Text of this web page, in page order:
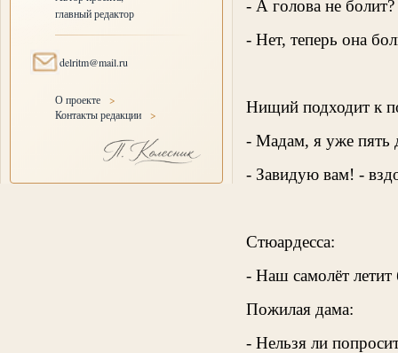
главный редактор
delritm@mail.ru
О проекте
>
Контакты редакции
>
- А голова не болит?
- Нет, теперь она
Нищий подходит к
- Мадам, я уже пять
- Завидую вам! -
Стюардесса:
- Наш самолёт летит
Пожилая дама:
- Нельзя ли